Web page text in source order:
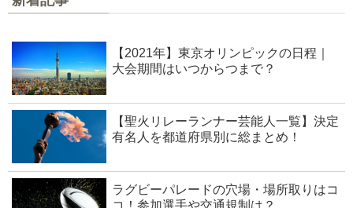
【2021年】東京オリンピックの日程｜
大会期間はいつからつまで？
【聖火リレーランナー芸能人一覧】決定
有名人を都道府県別に総まとめ！
ラグビーパレードの穴場・場所取りはコ